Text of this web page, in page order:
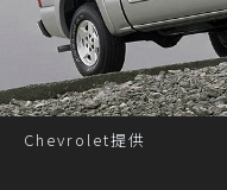
Chevrolet提供